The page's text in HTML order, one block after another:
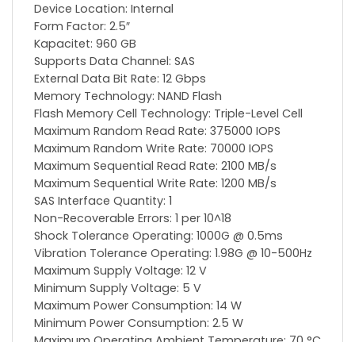
Device Location: Internal
Form Factor: 2.5″
Kapacitet: 960 GB
Supports Data Channel: SAS
External Data Bit Rate: 12 Gbps
Memory Technology: NAND Flash
Flash Memory Cell Technology: Triple-Level Cell
Maximum Random Read Rate: 375000 IOPS
Maximum Random Write Rate: 70000 IOPS
Maximum Sequential Read Rate: 2100 MB/s
Maximum Sequential Write Rate: 1200 MB/s
SAS Interface Quantity: 1
Non-Recoverable Errors: 1 per 10^18
Shock Tolerance Operating: 1000G @ 0.5ms
Vibration Tolerance Operating: 1.98G @ 10-500Hz
Maximum Supply Voltage: 12 V
Minimum Supply Voltage: 5 V
Maximum Power Consumption: 14 W
Minimum Power Consumption: 2.5 W